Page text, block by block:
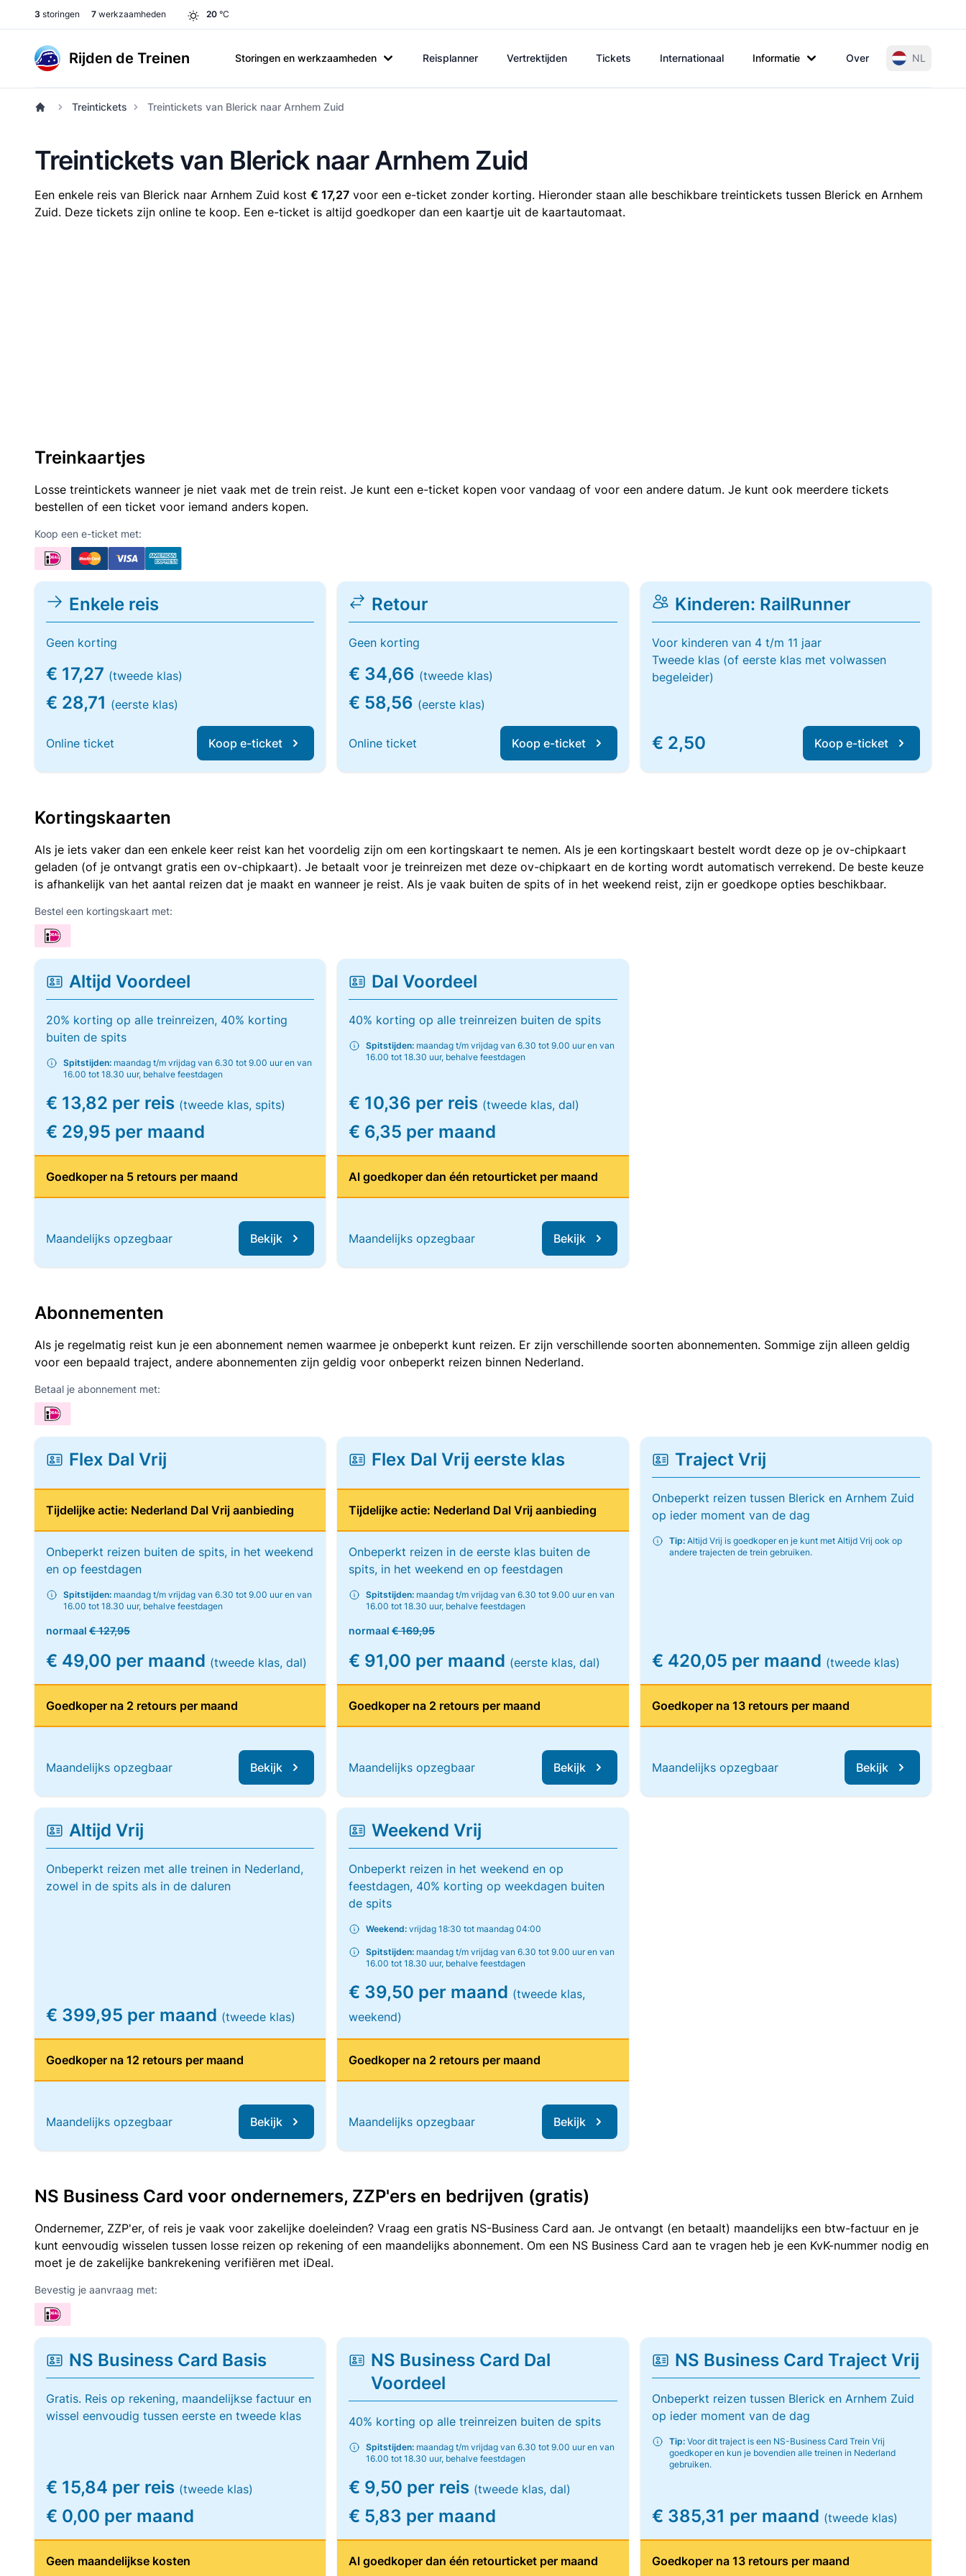
3 storingen 7 werkzaamheden 20 °C
Rijden de Treinen Storingen en werkzaamheden Reisplanner Vertrektijden Tickets Internationaal Informatie Over NL
Treintickets Treintickets van Blerick naar Arnhem Zuid
Treintickets van Blerick naar Arnhem Zuid
Een enkele reis van Blerick naar Arnhem Zuid kost € 17,27 voor een e-ticket zonder korting. Hieronder staan alle beschikbare treintickets tussen Blerick en Arnhem
Zuid. Deze tickets zijn online te koop. Een e-ticket is altijd goedkoper dan een kaartje uit de kaartautomaat.
Treinkaartjes
Losse treintickets wanneer je niet vaak met de trein reist. Je kunt een e-ticket kopen voor vandaag of voor een andere datum. Je kunt ook meerdere tickets
bestellen of een ticket voor iemand anders kopen.
Koop een e-ticket met:
Enkele reis
Geen korting
€ 17,27 (tweede klas)
€ 28,71 (eerste klas)
Online ticket Koop e-ticket
Retour
Geen korting
€ 34,66 (tweede klas)
€ 58,56 (eerste klas)
Online ticket Koop e-ticket
Kinderen: RailRunner
Voor kinderen van 4 t/m 11 jaar
Tweede klas (of eerste klas met volwassen
begeleider)
€ 2,50 Koop e-ticket
Kortingskaarten
Als je iets vaker dan een enkele keer reist kan het voordelig zijn om een kortingskaart te nemen. Als je een kortingskaart bestelt wordt deze op je ov-chipkaart
geladen (of je ontvangt gratis een ov-chipkaart). Je betaalt voor je treinreizen met deze ov-chipkaart en de korting wordt automatisch verrekend. De beste keuze
is afhankelijk van het aantal reizen dat je maakt en wanneer je reist. Als je vaak buiten de spits of in het weekend reist, zijn er goedkope opties beschikbaar.
Bestel een kortingskaart met:
Altijd Voordeel
20% korting op alle treinreizen, 40% korting
buiten de spits
Spitstijden: maandag t/m vrijdag van 6.30 tot 9.00 uur en van
16.00 tot 18.30 uur, behalve feestdagen
€ 13,82 per reis (tweede klas, spits)
€ 29,95 per maand
Goedkoper na 5 retours per maand
Maandelijks opzegbaar Bekijk
Dal Voordeel
40% korting op alle treinreizen buiten de spits
Spitstijden: maandag t/m vrijdag van 6.30 tot 9.00 uur en van
16.00 tot 18.30 uur, behalve feestdagen
€ 10,36 per reis (tweede klas, dal)
€ 6,35 per maand
Al goedkoper dan één retourticket per maand
Maandelijks opzegbaar Bekijk
Abonnementen
Als je regelmatig reist kun je een abonnement nemen waarmee je onbeperkt kunt reizen. Er zijn verschillende soorten abonnementen. Sommige zijn alleen geldig
voor een bepaald traject, andere abonnementen zijn geldig voor onbeperkt reizen binnen Nederland.
Betaal je abonnement met:
Flex Dal Vrij
Tijdelijke actie: Nederland Dal Vrij aanbieding
Onbeperkt reizen buiten de spits, in het weekend
en op feestdagen
Spitstijden: maandag t/m vrijdag van 6.30 tot 9.00 uur en van
16.00 tot 18.30 uur, behalve feestdagen
normaal € 127,95
€ 49,00 per maand (tweede klas, dal)
Goedkoper na 2 retours per maand
Maandelijks opzegbaar Bekijk
Flex Dal Vrij eerste klas
Tijdelijke actie: Nederland Dal Vrij aanbieding
Onbeperkt reizen in de eerste klas buiten de
spits, in het weekend en op feestdagen
Spitstijden: maandag t/m vrijdag van 6.30 tot 9.00 uur en van
16.00 tot 18.30 uur, behalve feestdagen
normaal€ 169,95
€ 91,00 per maand (eerste klas, dal)
Goedkoper na 2 retours per maand
Maandelijks opzegbaar Bekijk
Traject Vrij
Onbeperkt reizen tussen Blerick en Arnhem Zuid
op ieder moment van de dag
Tip:Altijd Vrij is goedkoper en je kunt met Altijd Vrij ook op
andere trajecten de trein gebruiken.
€ 420,05 per maand (tweede klas)
Goedkoper na 13 retours per maand
Maandelijks opzegbaar Bekijk
Altijd Vrij
Onbeperkt reizen met alle treinen in Nederland,
zowel in de spits als in de daluren
€ 399,95 per maand (tweede klas)
Goedkoper na 12 retours per maand
Maandelijks opzegbaar Bekijk
Weekend Vrij
Onbeperkt reizen in het weekend en op
feestdagen, 40% korting op weekdagen buiten
de spits
Weekend: vrijdag 18:30 tot maandag 04:00
Spitstijden: maandag t/m vrijdag van 6.30 tot 9.00 uur en van
16.00 tot 18.30 uur, behalve feestdagen
€ 39,50 per maand (tweede klas,
weekend)
Goedkoper na 2 retours per maand
Maandelijks opzegbaar Bekijk
NS Business Card voor ondernemers, ZZP'ers en bedrijven (gratis)
Ondernemer, ZZP'er, of reis je vaak voor zakelijke doeleinden? Vraag een gratis NS-Business Card aan. Je ontvangt (en betaalt) maandelijks een btw-factuur en je
kunt eenvoudig wisselen tussen losse reizen op rekening of een maandelijks abonnement. Om een NS Business Card aan te vragen heb je een KvK-nummer nodig en
moet je de zakelijke bankrekening verifiëren met iDeal.
Bevestig je aanvraag met:
NS Business Card Basis
Gratis. Reis op rekening, maandelijkse factuur en
wissel eenvoudig tussen eerste en tweede klas
€ 15,84 per reis (tweede klas)
€ 0,00 per maand
Geen maandelijkse kosten
NS Business Card Dal
Voordeel
40% korting op alle treinreizen buiten de spits
Spitstijden: maandag t/m vrijdag van 6.30 tot 9.00 uur en van
16.00 tot 18.30 uur, behalve feestdagen
€ 9,50 per reis (tweede klas, dal)
€ 5,83 per maand
Al goedkoper dan één retourticket per maand
NS Business Card Traject Vrij
Onbeperkt reizen tussen Blerick en Arnhem Zuid
op ieder moment van de dag
Tip:Voor dit traject is een NS-Business Card Trein Vrij
goedkoper en kun je bovendien alle treinen in Nederland
gebruiken.
€ 385,31 per maand (tweede klas)
Goedkoper na 13 retours per maand